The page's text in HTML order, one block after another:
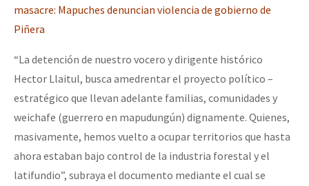
masacre: Mapuches denuncian violencia de gobierno de
Piñera
“La detención de nuestro vocero y dirigente histórico
Hector Llaitul, busca amedrentar el proyecto político –
estratégico que llevan adelante familias, comunidades y
weichafe (guerrero en mapudungún) dignamente. Quienes,
masivamente, hemos vuelto a ocupar territorios que hasta
ahora estaban bajo control de la industria forestal y el
latifundio”, subraya el documento mediante el cual se